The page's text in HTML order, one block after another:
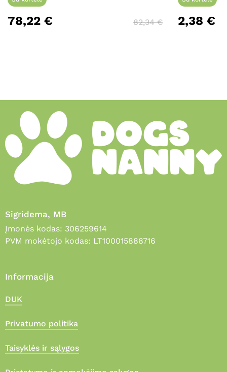
78,22 € 82,34€ 2,38 €
Sigridema, MB
Įmonės kodas: 306259614
PVM mokėtojo kodas: LT100015888716
Informacija
DUK
Privatumo politika
Taisyklės ir sąlygos